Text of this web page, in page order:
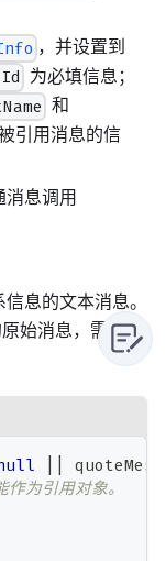
，并设置到
为必填信息；
和
引用消息的信
消息调用
息的文本消息。
始消息，需要已
为引用对象。